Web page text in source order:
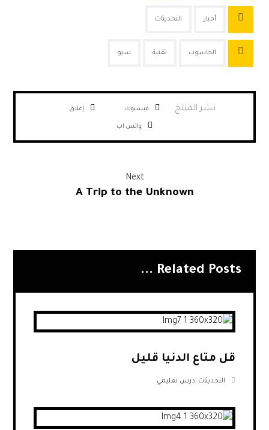
أخبار التحديثات
الحاسوب تقنية سيو
فيسبوك إغلاق
واتس اب
Next
A Trip to the Unknown
Related Posts ...
قل متاع الدنيا قليل
التحديثات, درس تعليمي